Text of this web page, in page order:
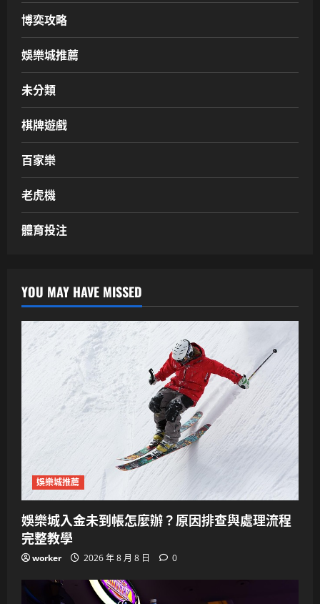
博奕攻略
娛樂城推薦
未分類
棋牌遊戲
百家樂
老虎機
體育投注
YOU MAY HAVE MISSED
娛樂城推薦
娛樂城入金未到帳怎麼辦？原因排查與處理流程
完整教學
worker 2026 年 8 月 8 日 0